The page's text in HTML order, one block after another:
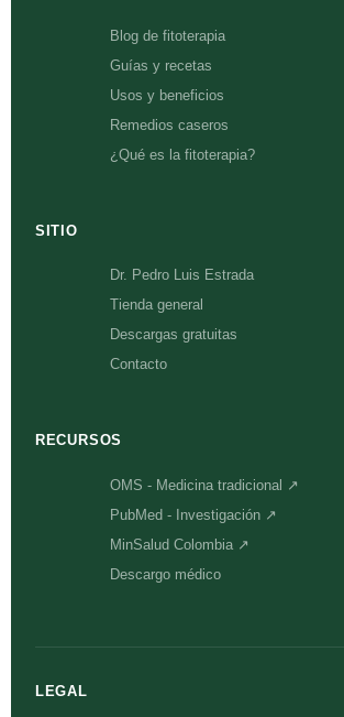
Blog de fitoterapia
Guías y recetas
Usos y beneficios
Remedios caseros
¿Qué es la fitoterapia?
SITIO
Dr. Pedro Luis Estrada
Tienda general
Descargas gratuitas
Contacto
RECURSOS
OMS - Medicina tradicional ↗
PubMed - Investigación ↗
MinSalud Colombia ↗
Descargo médico
LEGAL